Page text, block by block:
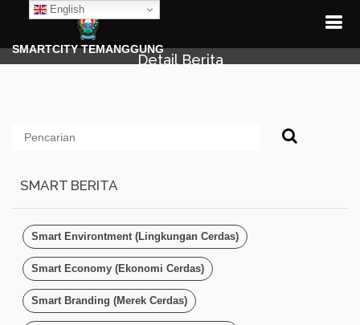
English
SMARTCITY TEMANGGUNG
Detail Berita
SMART BERITA
Smart Environtment (Lingkungan Cerdas)
Smart Economy (Ekonomi Cerdas)
Smart Branding (Merek Cerdas)